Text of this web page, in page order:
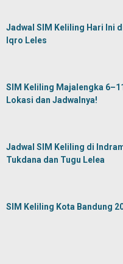
Jadwal SIM Keliling Hari Ini
Iqro Leles
SIM Keliling Majalengka
Lokasi dan Jadwalnya!
Jadwal SIM Keliling di
Tukdana dan Tugu Lelea
SIM Keliling Kota Bandung